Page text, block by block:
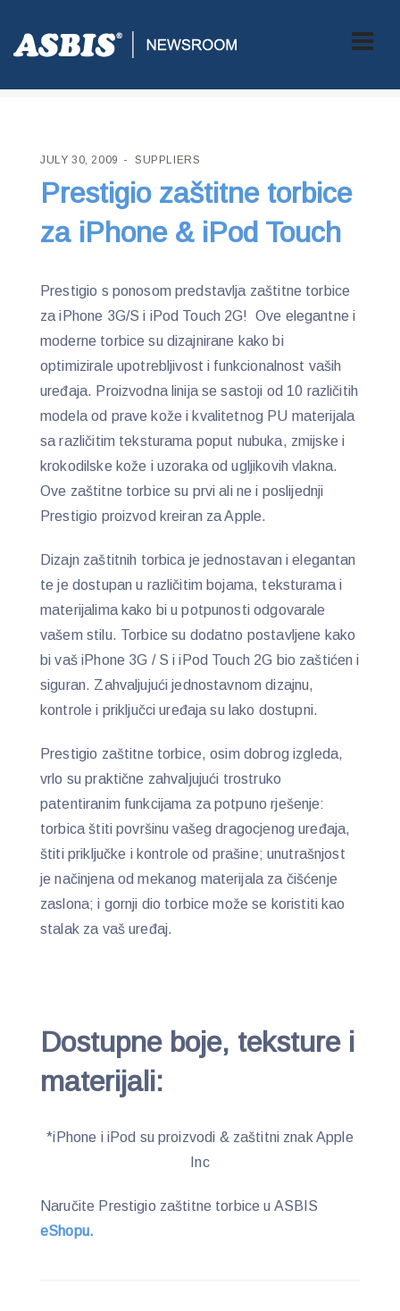
ASBIS CROATIA>SUPPLIERS> PRESTIGIO ZAŠTITNE TORBICE
ZA IPHONE & IPOD TOUCH
JULY 30, 2009 SUPPLIERS
Prestigio zaštitne torbice
za iPhone & iPod Touch
Prestigio s ponosom predstavlja zaštitne torbice
za iPhone 3G/S i iPod Touch 2G! Ove elegantne i
moderne torbice su dizajnirane kako bi
optimizirale upotrebljivost i funkcionalnost vaših
uređaja. Proizvodna linija se sastoji od 10 različitih
modela od prave kože i kvalitetnog PU materijala
sa različitim teksturama poput nubuka, zmijske i
krokodilske kože i uzoraka od ugljikovih vlakna.
Ove zaštitne torbice su prvi ali ne i poslijednji
Prestigio proizvod kreiran za Apple.
Dizajn zaštitnih torbica je jednostavan i elegantan
te je dostupan u različitim bojama, teksturama i
materijalima kako bi u potpunosti odgovarale
vašem stilu. Torbice su dodatno postavljene kako
bi vaš iPhone 3G / S i iPod Touch 2G bio zaštićen i
siguran. Zahvaljujući jednostavnom dizajnu,
kontrole i priključci uređaja su lako dostupni.
Prestigio zaštitne torbice, osim dobrog izgleda,
vrlo su praktične zahvaljujući trostruko
patentiranim funkcijama za potpuno rješenje:
torbica štiti površinu vašeg dragocjenog uređaja,
štiti priključke i kontrole od prašine; unutrašnjost
je načinjena od mekanog materijala za čišćenje
zaslona; i gornji dio torbice može se koristiti kao
stalak za vaš uređaj.
Dostupne boje, teksture i
materijali:
*iPhone i iPod su proizvodi & zaštitni znak Apple
Inc
Naručite Prestigio zaštitne torbice u ASBIS
eShopu.